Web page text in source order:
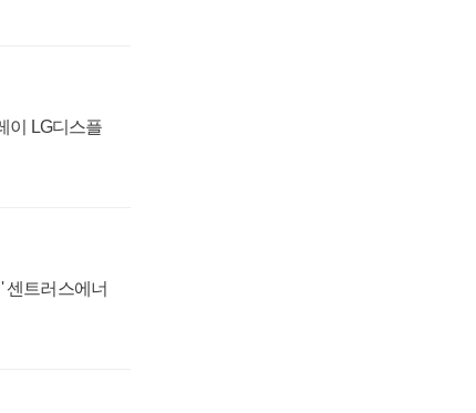
이 LG디스플
센트러스에너